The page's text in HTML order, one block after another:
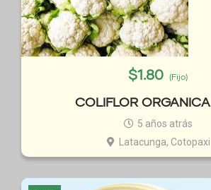
$1.80 (Fijo)
COLIFLOR ORGANICA
5 años atrás
Latacunga, Cotopaxi